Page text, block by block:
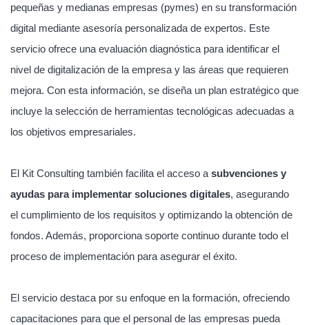
pequeñas y medianas empresas (pymes) en su transformación
digital mediante asesoría personalizada de expertos. Este
servicio ofrece una evaluación diagnóstica para identificar el
nivel de digitalización de la empresa y las áreas que requieren
mejora. Con esta información, se diseña un plan estratégico que
incluye la selección de herramientas tecnológicas adecuadas a
los objetivos empresariales.
El Kit Consulting también facilita el acceso a subvenciones y
ayudas para implementar soluciones digitales, asegurando
el cumplimiento de los requisitos y optimizando la obtención de
fondos. Además, proporciona soporte continuo durante todo el
proceso de implementación para asegurar el éxito.
El servicio destaca por su enfoque en la formación, ofreciendo
capacitaciones para que el personal de las empresas pueda